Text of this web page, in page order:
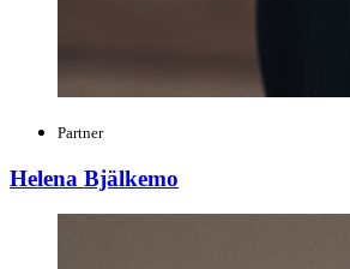
Partner
Helena Bjälkemo